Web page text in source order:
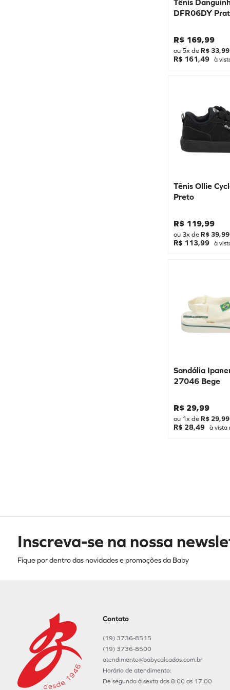
Tênis
DFR06DY
R$ 169,99
ou 5x de R$ 33,99
R$ 161,49 à
Tênis Ollie
Preto
R$ 119,99
ou 3x de R$ 39,99
R$ 113,99 à
Sandália
27046 Bege
R$ 29,99
ou 1x de R$ 29,99
R$ 28,49 à vista
Inscreva-se na nossa
Fique por dentro das novidades e promoções da Baby
Contato
(19) 3736-8515
(19) 3736-8500
atendimento@babycalcados.com.br
Horário de atendimento:
De segunda à sexta das 8:00 as 17:00